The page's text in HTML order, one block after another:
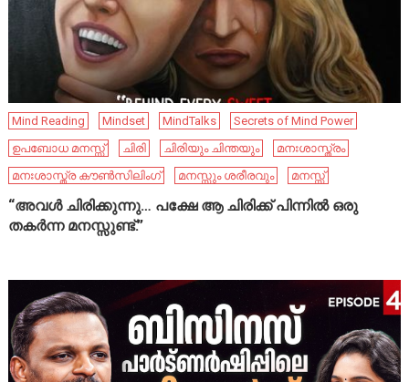
Mind Reading Mindset MindTalks
Secrets of Mind Power
ഉപബോധ മനസ്സ്
ചിരി ചിരിയും ചിന്തയും
മനഃശാസ്ത്രം
മനഃശാസ്ത്ര കൗൺസിലിംഗ്
മനസ്സും ശരീരവും മനസ്സ്
“അവൾ ചിരിക്കുന്നു… പക്ഷേ ആ ചിരിക്ക് പിന്നിൽ ഒരു
തകർന്ന മനസ്സുണ്ട്.”